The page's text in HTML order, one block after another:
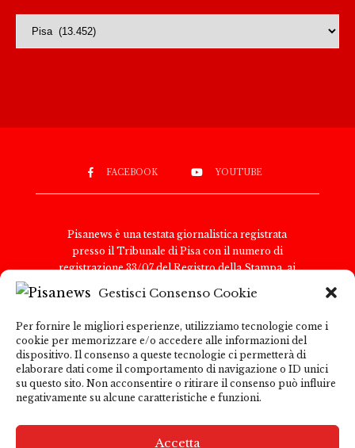
Gestisci Consenso Cookie
Per fornire le migliori esperienze, utilizziamo tecnologie come i
cookie per memorizzare e/o accedere alle informazioni del
dispositivo. Il consenso a queste tecnologie ci permetterà di
elaborare dati come il comportamento di navigazione o ID unici
su questo sito. Non acconsentire o ritirare il consenso può influire
negativamente su alcune caratteristiche e funzioni.
Accetta
Categorie
FACEBOOK YOUTUBE
Pisanews è una testata giornalistica registrata
presso il Tribunale di Pisa con il numero di
registrazione 33/07 del Registro della Stampa, ai
responsabile è Antonio Tognoli.
con sede legale in Via del Nazareno 6, 00187 Roma.
Partita IVA e Codice Fiscale: 15271091009
Per comunicazioni con la redazione:
redazione@pisanews.net Per comunicazioni
pubblicitarie: marketing@tgitalinternational.it